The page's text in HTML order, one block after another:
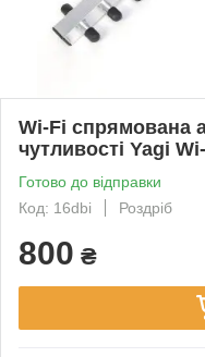
Wi-Fi спрямована
чутливості Yagi
Готово до відправки
Код: 16dbi
Роздріб
800 ₴